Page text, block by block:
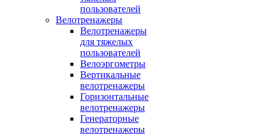
пользователей
Велотренажеры
Велотренажеры
для тяжелых
пользователей
Велоэргометры
Вертикальные
велотренажеры
Горизонтальные
велотренажеры
Генераторные
велотренажеры